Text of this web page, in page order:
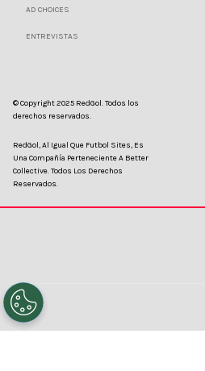
14/07/2026 - 11:03hs CLT
Liga de Primera.
Por Nelson Martinez